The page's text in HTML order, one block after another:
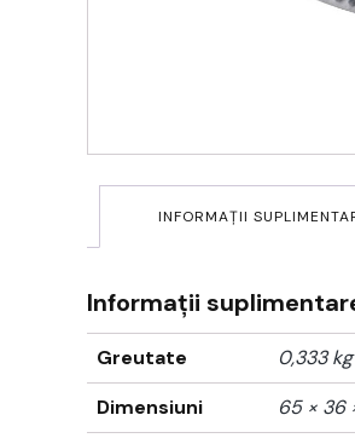
INFORMAȚII
Informații
Greutate
0,333 kg
Dimensiuni
65 × 36